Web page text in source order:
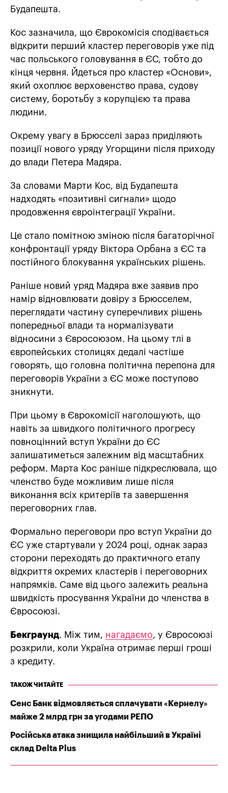
Будапешта.
Кос зазначила, що Єврокомісія сподівається
відкрити перший кластер переговорів уже під
час польського головування в ЄС, тобто до
кінця червня. Йдеться про кластер «Основи»,
який охоплює верховенство права, судову
систему, боротьбу з корупцією та права
людини.
Окрему увагу в Брюсселі зараз приділяють
позиції нового уряду Угорщини після приходу
до влади Петера Мадяра.
За словами Марти Кос, від Будапешта
надходять «позитивні сигнали» щодо
продовження євроінтеграції України.
Це стало помітною зміною після багаторічної
конфронтації уряду Віктора Орбана з ЄС та
постійного блокування українських рішень.
Раніше новий уряд Мадяра вже заявив про
намір відновлювати довіру з Брюсселем,
переглядати частину суперечливих рішень
попередньої влади та нормалізувати
відносини з Євросоюзом. На цьому тлі в
європейських столицях дедалі частіше
говорять, що головна політична перепона для
переговорів України з ЄС може поступово
зникнути.
При цьому в Єврокомісії наголошують, що
навіть за швидкого політичного прогресу
повноцінний вступ України до ЄС
залишатиметься залежним від масштабних
реформ. Марта Кос раніше підкреслювала, що
членство буде можливим лише після
виконання всіх критеріїв та завершення
переговорних глав.
Формально переговори про вступ України до
ЄС уже стартували у 2024 році, однак зараз
сторони переходять до практичного етапу
відкриття окремих кластерів і переговорних
напрямків. Саме від цього залежить реальна
швидкість просування України до членства в
Євросоюзі.
Бекграунд. Між тим, нагадаємо, у Євросоюзі
розкрили, коли Україна отримає перші гроші
з кредиту.
ТАКОЖ ЧИТАЙТЕ
Сенс Банк відмовляється сплачувати «Кернелу»
майже 2 млрд грн за угодами РЕПО
Російська атака знищила найбільший в Україні
склад Delta Plus